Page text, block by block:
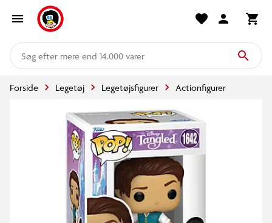
mere end 14.000 varer
Forside Legetøj Legetøjsfigurer Actionfigurer